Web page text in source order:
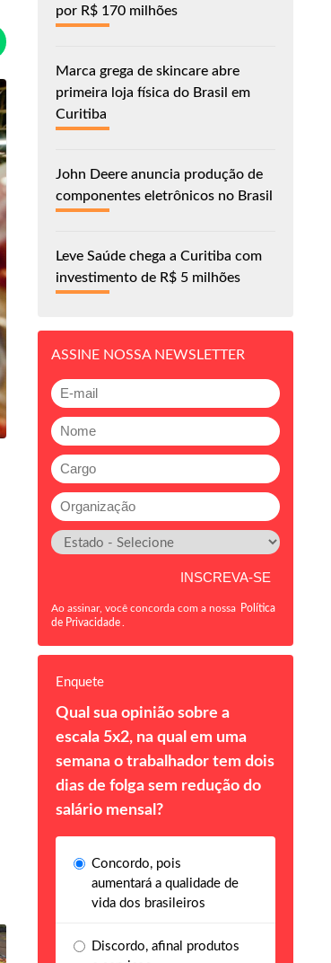
por R$ 170 milhões
Marca grega de skincare abre
primeira loja física do Brasil em
Curitiba
John Deere anuncia produção de
componentes eletrônicos no Brasil
Leve Saúde chega a Curitiba com
investimento de R$ 5 milhões
ASSINE NOSSA NEWSLETTER
Ao assinar, você concorda com a nossa Política
de Privacidade
Enquete
Qual sua opinião sobre a
escala 5x2, na qual em uma
semana o trabalhador tem dois
dias de folga sem redução do
salário mensal?
Concordo, pois
aumentará a qualidade de
vida dos brasileiros
Discordo, afinal produtos